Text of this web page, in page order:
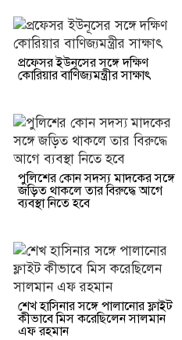
প্রফেসর ইউনূসের সঙ্গে দক্ষিণ
কোরিয়ার বাণিজ্যমন্ত্রীর সাক্ষাৎ
পুলিশের কোন সদস্য মাদকের সঙ্গে
জড়িত থাকলে তার বিরুদ্ধে আগে
ব্যবস্থা নিতে হবে
শেখ হাসিনার সঙ্গে পালানোর ফ্লাইট
কীভাবে মিস করেছিলেন সালমান
এফ রহমান